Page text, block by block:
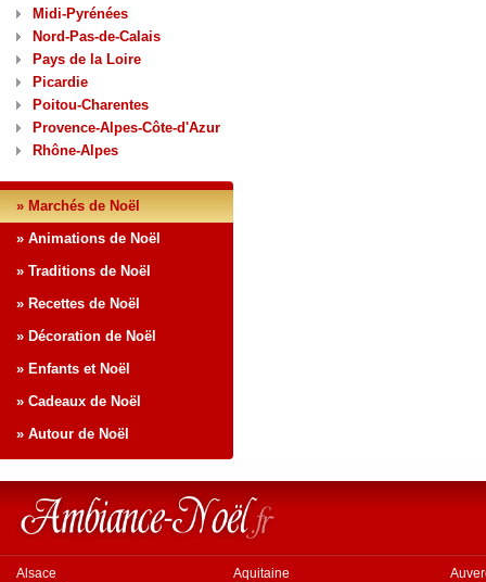
Midi-Pyrénées
Nord-Pas-de-Calais
Pays de la Loire
Picardie
Poitou-Charentes
Provence-Alpes-Côte-d'Azur
Rhône-Alpes
» Marchés de Noël
» Animations de Noël
» Traditions de Noël
» Recettes de Noël
» Décoration de Noël
» Enfants et Noël
» Cadeaux de Noël
» Autour de Noël
Alsace Aquitaine